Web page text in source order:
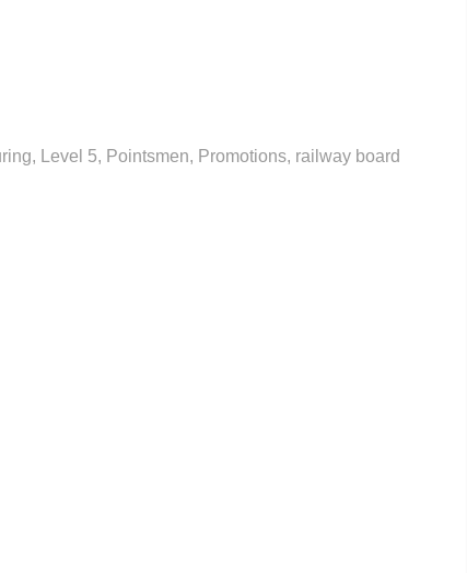
, Level 5, Pointsmen, Promotions, railway board